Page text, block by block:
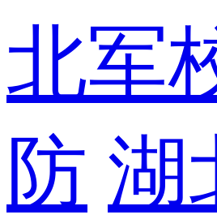
北军
防 湖